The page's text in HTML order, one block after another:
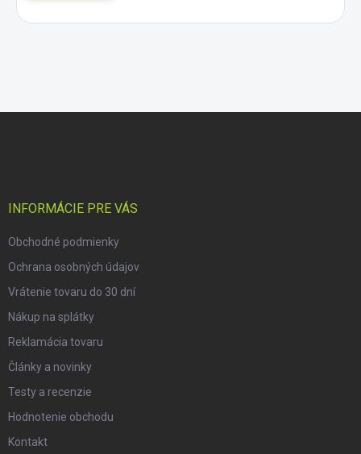
INFORMÁCIE PRE VÁS
Obchodné podmienky
Ochrana osobných údajov
Vrátenie tovaru do 30 dní
Nákup na splátky
Reklamácia tovaru
Články a novinky
Testy a recenzie
Hodnotenie obchodu
Kontakt